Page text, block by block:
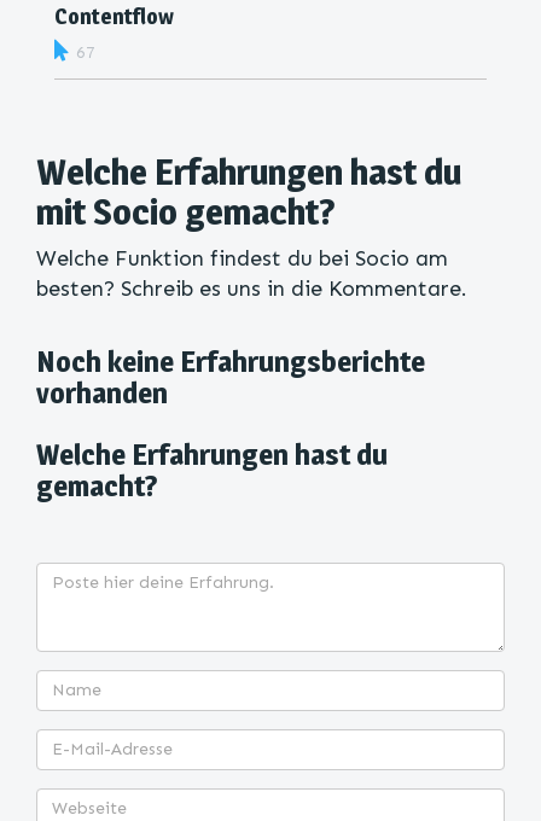
Contentflow
67
Welche Erfahrungen hast du
mit Socio gemacht?
Welche Funktion findest du bei Socio am
besten? Schreib es uns in die Kommentare.
Noch keine Erfahrungsberichte
vorhanden
Welche Erfahrungen hast du
gemacht?